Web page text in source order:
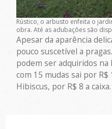
Rústico, o arbusto enfeita o
obra. Até as adubações são
Apesar da aparência
pouco suscetível a
podem ser adquiridos na
com 15 mudas sai por
Hibiscus, por R$ 8 a caixa.